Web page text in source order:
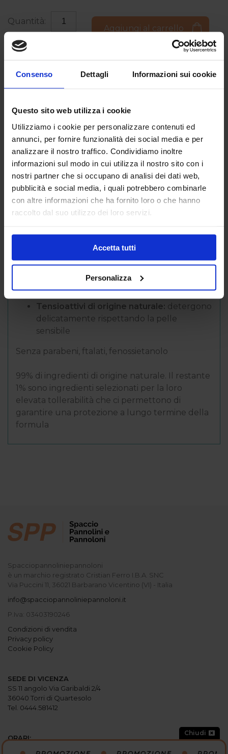
Consenso Dettagli Informazioni sui cookie
Questo sito web utilizza i cookie
Utilizziamo i cookie per personalizzare contenuti ed
annunci, per fornire funzionalità dei social media e per
analizzare il nostro traffico. Condividiamo inoltre
informazioni sul modo in cui utilizza il nostro sito con i
nostri partner che si occupano di analisi dei dati web,
pubblicità e social media, i quali potrebbero combinarle
con altre informazioni che ha fornito loro o che hanno
raccolto dal suo utilizzo dei loro servizi.
Accetta tutti
Personalizza
Quantità:
Aggiungi al carrello
Caratteristiche
È testato sotto controllo dermatologico e
pediatrico per garantire sicurezza fin dalla
nascita (anche per i neonati dimessi dalla
neonatologia). Ipoallergenico: formulato per
minimizzare il rischio di reazioni allergiche e
garantire elevata tollerabilità.
Ingredienti
Perseose d'Avocado:è il nostro attivo
principale brevettato per proteggere la
Schisandra bio:lenisce e aiuta a limitare i
segni di reattività cutanea
Tensioattivi di origine naturale: detergono
delicatamente rispettando la pelle
sensibile
Senza parabeni, ftalati, fenossietanolo
99% di ingredienti di origine naturale. Il restante
1% sono ingredienti selezionati per la loro
elevata tollerabilità che ci permettono di
garantire una protezione a lungo termine della
formula
Spacciopannoliniepannoloni
è un marchio registrato Cristian Ferro I.B.A. SNC
Via Puccini 11, 36021 Barbarano Vicentino (VI) - Italia
info@spacciopannoliniepannoloni.it
P.Iva: 03403190246
Condizioni di vendita
Privacy policy
Cookie Policy
SEDE DI VICENZA
SS 11 angolo Via Garibaldi 2/4
36040 Torri di Quartesolo
Tel. 0444.581412
ORARI:
Chiudi